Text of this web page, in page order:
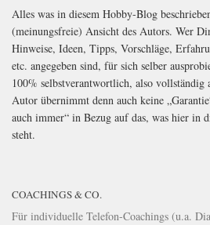
Alles was in diesem Hobby-Blog
(meinungsfreie) Ansicht des Autors. Wer
Hinweise, Ideen, Tipps, Vorschläge,
etc. angegeben sind, für sich selber
100% selbstverantwortlich, also vollständig
Autor übernimmt denn auch keine
auch immer“ in Bezug auf das, was hier in
steht.
COACHINGS & CO.
Für individuelle Telefon-Coachings (u.a.